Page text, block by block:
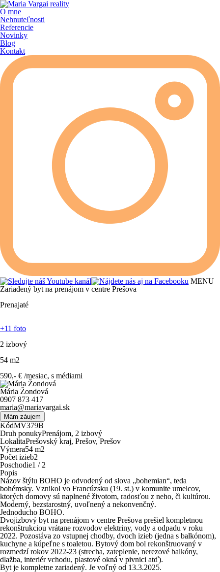
O mne
Nehnuteľnosti
Referencie
Novinky
Blog
Kontakt
MENU
Zariadený byt na prenájom v centre Prešova
Prenajaté
+11 foto
2 izbový
54 m2
590,- € /mesiac, s médiami
Mária Žondová
0907 873 417
maria@mariavargai.sk
Mám záujem
KódMV379B
Druh ponukyPrenájom, 2 izbový
LokalitaPrešovský kraj, Prešov, Prešov
Výmera54 m2
Počet izieb2
Poschodie1 / 2
Popis
Názov štýlu BOHO je odvodený od slova „bohemian“, teda
bohémsky. Vznikol vo Francúzsku (19. st.) v komunite umelcov,
ktorých domovy sú naplnené životom, radosťou z neho, či kultúrou.
Moderný, bezstarostný, uvoľnený a nekonvenčný.
Jednoducho BOHO.
Dvojizbový byt na prenájom v centre Prešova prešiel kompletnou
rekonštrukciou vrátane rozvodov elektriny, vody a odpadu v roku
2022. Pozostáva zo vstupnej chodby, dvoch izieb (jedna s balkónom),
kuchyne a kúpeľne s toaletou. Bytový dom bol rekonštruovaný v
rozmedzí rokov 2022-23 (strecha, zateplenie, nerezové balkóny,
dlažba, interiér vchodu, plastové okná v pivnici atď).
Byt je kompletne zariadený. Je voľný od 13.3.2025.